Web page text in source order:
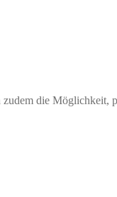
die Möglichkeit,